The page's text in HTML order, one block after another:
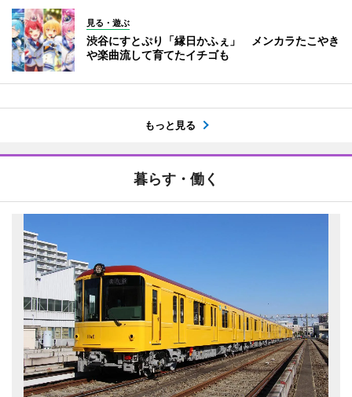
見る・遊ぶ
渋谷にすとぷり「縁日かふぇ」 メンカラたこやき
や楽曲流して育てたイチゴも
もっと見る
暮らす・働く